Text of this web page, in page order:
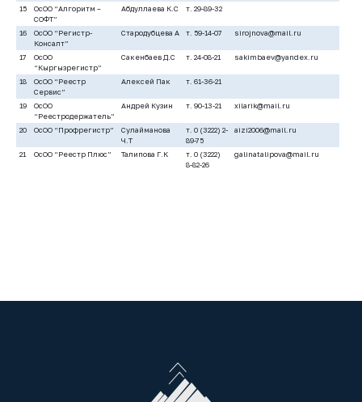
15
ОсОО “Алгоритм –
СОФТ”
Абдуллаева К.С т. 29-89-32
16
ОсОО “Регистр-
Консалт”
Стародубцева А т. 59-14-07 sirojnova@mail.ru
17
ОсОО
“Кыргызрегистр”
Сакенбаев Д.С т. 24-08-21 sakimbaev@yandex.ru
18
ОсОО “Реестр
Сервис”
Алексей Пак т. 61-36-21
19
ОсОО
“Реестродержатель”
Андрей Кузин т. 90-13-21 xilarik@mail.ru
20 ОсОО “Профрегистр”
Сулайманова
Ч.Т
т. 0 (3222) 2-
89-75
aizi2006@mail.ru
21 ОсОО “Реестр Плюс” Талипова Г.К
т. 0 (3222)
8-82-26
galinatalipova@mail.ru